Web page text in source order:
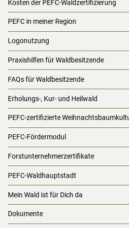
Kosten der PEFC-Waldzertifizierung
PEFC in meiner Region
Logonutzung
Praxishilfen für Waldbesitzende
FAQs für Waldbesitzende
Erholungs-, Kur- und Heilwald
PEFC-zertifizierte
PEFC-Fördermodul
Forstunternehmerzertifikate
PEFC-Waldhauptstadt
Mein Wald ist für Dich da
Dokumente